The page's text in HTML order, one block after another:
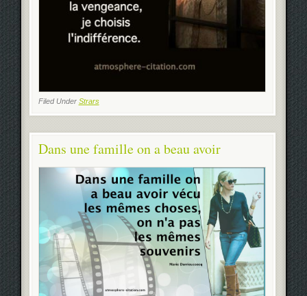
Filed Under Strars
Dans une famille on a beau avoir